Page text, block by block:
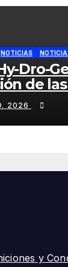
NOTICIAS
Dro-
de
y
2026
y